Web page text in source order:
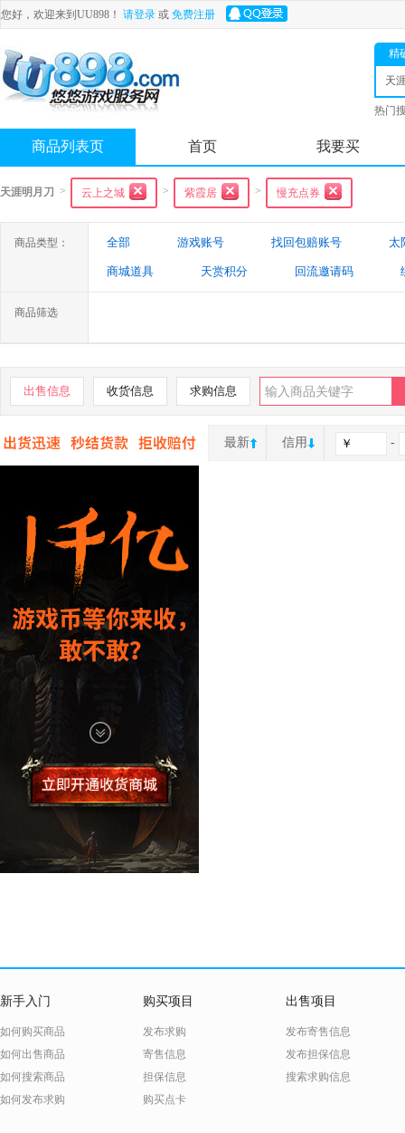
您好，欢迎来到UU898！ 请登录 或 免费注册
精
天
热门
商品列表页 首页 我要买
天涯明月刀 > 云上之城 > 紫霞居 > 慢充点券
商品类型： 全部 游戏账号 找回包赔账号 太
商城道具 天赏积分 回流邀请码
商品筛选
出售信息 收货信息 求购信息
最新 信用 -
新手入门
如何购买商品
如何出售商品
如何搜索商品
如何发布求购
购买项目
发布求购
寄售信息
担保信息
购买点卡
出售项目
发布寄售信息
发布担保信息
搜索求购信息